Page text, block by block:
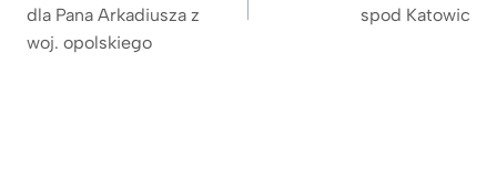
dla Pana Arkadiusza z
woj. opolskiego
spod Katowic